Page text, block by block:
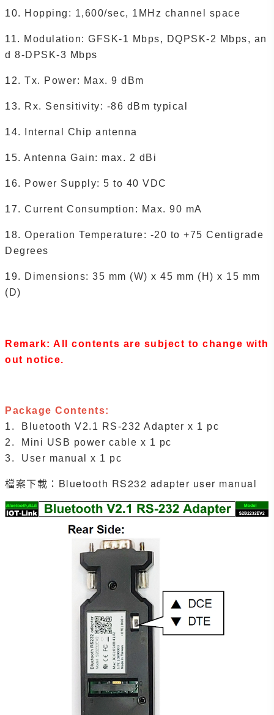
10. Hopping: 1,600/sec, 1MHz channel space
11. Modulation: GFSK-1 Mbps, DQPSK-2 Mbps, an
d 8-DPSK-3 Mbps
12. Tx. Power: Max. 9 dBm
13. Rx. Sensitivity: -86 dBm typical
14. Internal Chip antenna
15. Antenna Gain: max. 2 dBi
16. Power Supply: 5 to 40 VDC
17. Current Consumption: Max. 90 mA
18. Operation Temperature: -20 to +75 Centigrade
Degrees
19. Dimensions: 35 mm (W) x 45 mm (H) x 15 mm
(D)
Remark: All contents are subject to change with
out notice.
Package Contents:
1. Bluetooth V2.1 RS-232 Adapter x 1 pc
2. Mini USB power cable x 1 pc
3. User manual x 1 pc
檔案下載： Bluetooth RS232 adapter user manual